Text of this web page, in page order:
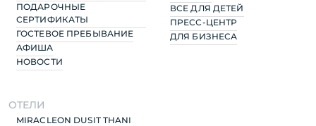
ПОДАРОЧНЫЕ
СЕРТИФИКАТЫ
ГОСТЕВОЕ ПРЕБЫВАНИЕ
АФИША
НОВОСТИ
ВСЕ ДЛЯ ДЕТЕЙ
ПРЕСС-ЦЕНТР
ДЛЯ БИЗНЕСА
ОТЕЛИ
MIRACLEON DUSIT THANI